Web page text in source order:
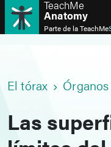
TeachMe
Anatomy
Parte de laTeachMe
El tórax Órganos
Las